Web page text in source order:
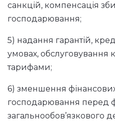
санкцій, компенсація
господарювання;
5) надання гарантій,
умовах, обслуговування
тарифами;
6) зменшення фінансових
господарювання перед
загальнообов’язкового